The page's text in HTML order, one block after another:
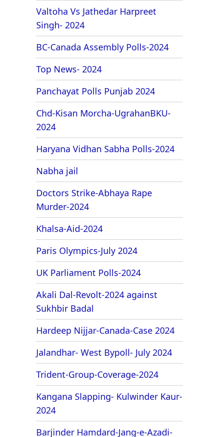
Valtoha Vs Jathedar Harpreet
Singh- 2024
BC-Canada Assembly Polls-2024
Top News- 2024
Panchayat Polls Punjab 2024
Chd-Kisan Morcha-UgrahanBKU-
2024
Haryana Vidhan Sabha Polls-2024
Nabha jail
Doctors Strike-Abhaya Rape
Murder-2024
Khalsa-Aid-2024
Paris Olympics-July 2024
UK Parliament Polls-2024
Akali Dal-Revolt-2024 against
Sukhbir Badal
Hardeep Nijjar-Canada-Case 2024
Jalandhar- West Bypoll- July 2024
Trident-Group-Coverage-2024
Kangana Slapping- Kulwinder Kaur-
2024
Barjinder Hamdard-Jang-e-Azadi-